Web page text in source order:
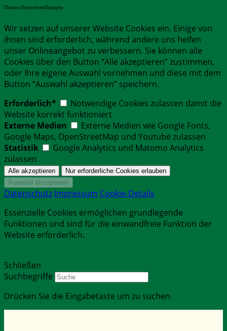
Datenschutzeinstellungen
Wir setzen auf unserer Website Cookies ein. Einige von
ihnen sind erforderlich, während andere uns helfen
unser Onlineangebot zu verbessern. Sie können alle
Cookies über den Button “Alle akzeptieren” zustimmen,
oder Ihre eigene Auswahl vornehmen und diese mit dem
Button “Auswahl akzeptieren” speichern.
Erforderlich*
Notwendige Cookies zulassen damit die
Website korrekt funktioniert
Externe Medien
Externe Medien wie Google Fonts,
Google Maps, OpenStreetMap und Youtube zulassen
Statistik
Google Analytics und Matomo Analytics
zulassen
Datenschutz Impressum Cookie-Details
Essenzielle Cookies ermöglichen grundlegende
Funktionen und sind für die einwandfreie Funktion der
Website erforderlich.
Schließen
Suchbegriffe
Drücken Sie die Eingabetaste um zu suchen